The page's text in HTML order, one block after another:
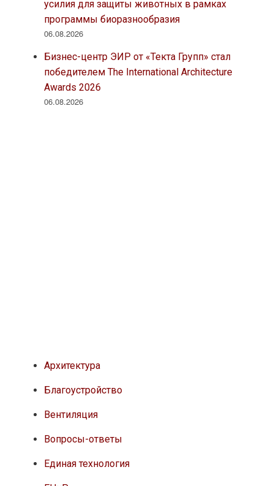
усилия для защиты животных в рамках
программы биоразнообразия
06.08.2026
Бизнес-центр ЭИР от «Текта Групп» стал
победителем The International Architecture
Awards 2026
06.08.2026
Архитектура
Благоустройство
Вентиляция
Вопросы-ответы
Единая технология